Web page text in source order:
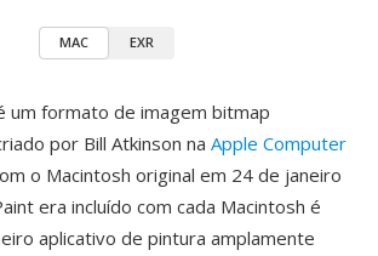
MAC EXR
um formato de imagem bitmap
por Bill Atkinson na Apple Computer
o Macintosh original em 24 de janeiro
era incluído com cada Macintosh é
aplicativo de pintura amplamente